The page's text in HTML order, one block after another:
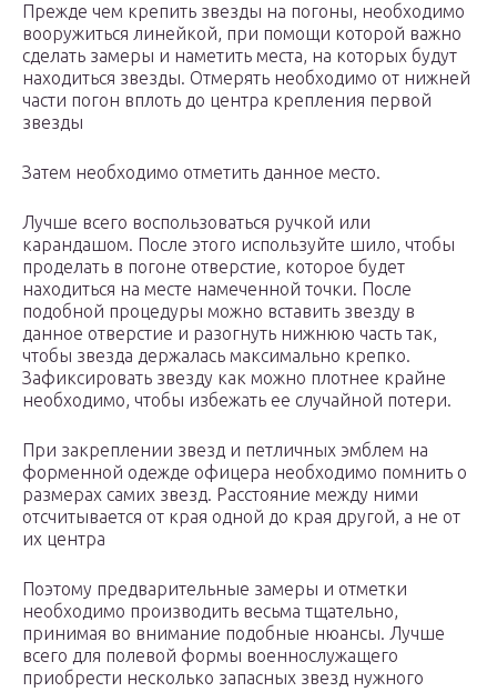
Прежде чем крепить звезды на погоны, необходимо
вооружиться линейкой, при помощи которой важно
сделать замеры и наметить места, на которых будут
находиться звезды. Отмерять необходимо от нижней
части погон вплоть до центра крепления первой
звезды
Затем необходимо отметить данное место.
Лучше всего воспользоваться ручкой или
карандашом. После этого используйте шило, чтобы
проделать в погоне отверстие, которое будет
находиться на месте намеченной точки. После
подобной процедуры можно вставить звезду в
данное отверстие и разогнуть нижнюю часть так,
чтобы звезда держалась максимально крепко.
Зафиксировать звезду как можно плотнее крайне
необходимо, чтобы избежать ее случайной потери.
При закреплении звезд и петличных эмблем на
форменной одежде офицера необходимо помнить о
размерах самих звезд. Расстояние между ними
отсчитывается от края одной до края другой, а не от
их центра
Поэтому предварительные замеры и отметки
необходимо производить весьма тщательно,
принимая во внимание подобные нюансы. Лучше
всего для полевой формы военнослужащего
приобрести несколько запасных звезд нужного